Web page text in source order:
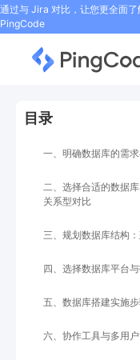
通过与 Jira 对比，让您更全面了
PingCode
目录
一、明确数据库的需
二、选择合适的数据
关系型对比
三、规划数据库结构
四、选择数据库平台
五、数据库搭建实施
六、协作工具与多用